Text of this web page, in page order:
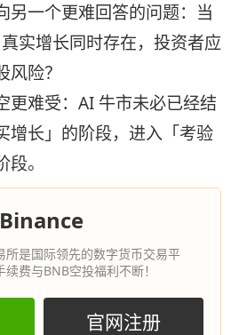
另一个更难回答的问题：当
实增长同时存在，投资者应
险？
更难受：AI 牛市未必已经结
增长」的阶段，进入「考验
。
所是国际领先的数字货币交易平
续费与BNB空投福利不断！
官网注册